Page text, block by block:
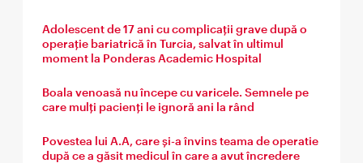
Adolescent de 17 ani cu complicații grave după o
operație bariatrică în Turcia, salvat în ultimul
moment la Ponderas Academic Hospital
Boala venoasă nu începe cu varicele. Semnele pe
care mulți pacienți le ignoră ani la rând
Povestea lui A.A, care și-a învins teama de operatie
după ce a găsit medicul în care a avut încredere